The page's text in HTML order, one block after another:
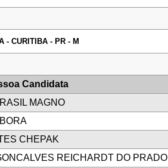
- CURITIBA - PR - M
Candidata
MAGNO
CHEPAK
REICHARDT DO PRADO